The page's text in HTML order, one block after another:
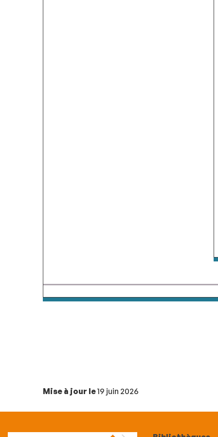
Mise à jour le19 juin 2026